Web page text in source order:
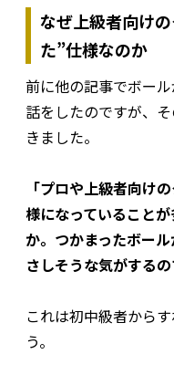
なぜ上級者向け
た”仕様なのか
前に他の記事でボー
話をしたのですが、
きました。
「プロや上級者向け
様になっていること
か。つかまったボー
さしそうな気がする
これは初中級者から
う。